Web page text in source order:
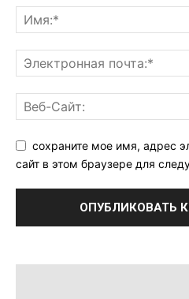
сохраните мое имя, адрес
сайт в этом браузере для